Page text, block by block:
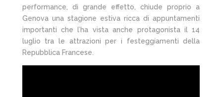
performance, di grande effetto, chiude proprio a
Genova una stagione estiva ricca di appuntamenti
importanti che l’ha vista anche protagonista il 14
luglio tra le attrazioni per i festeggiamenti della
Repubblica Francese.